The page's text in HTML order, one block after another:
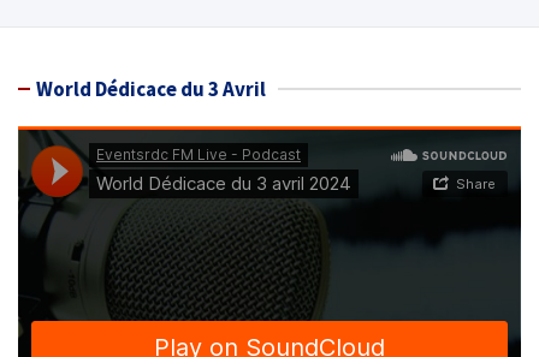
World Dédicace du 3 Avril